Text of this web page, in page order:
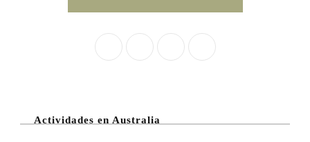
Actividades en Australia